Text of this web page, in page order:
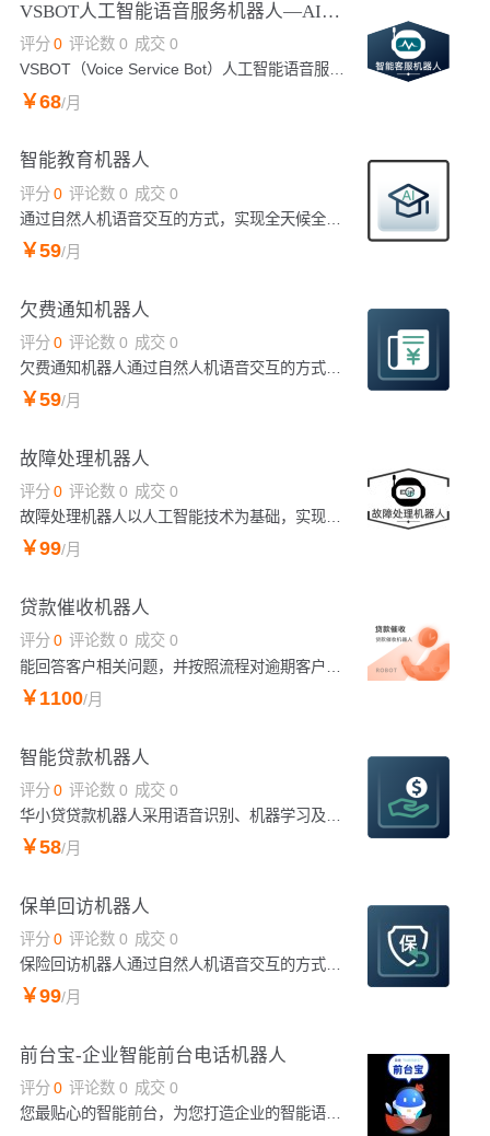
VSBOT人工智能语音服务机器人—AI助企业降本增效
评分 0 评论数 0 成交 0
VSBOT（Voice Service Bot）人工智能语音服务机器人通过AI技术帮助企业生产、运营、销售、服务实现自动化、智能化、数字化。
￥68/月
智能教育机器人
评分 0 评论数 0 成交 0
通过自然人机语音交互的方式，实现全天候全时段的工作，使用人机协作的方式为企业用户提供更高效、更优质的服务。
￥59/月
欠费通知机器人
评分 0 评论数 0 成交 0
欠费通知机器人通过自然人机语音交互的方式，提醒已欠费的用户及时缴费，避免影响客户的正常使用，为用户提供更贴心的服务。
￥59/月
故障处理机器人
评分 0 评论数 0 成交 0
故障处理机器人以人工智能技术为基础，实现全天候全时段的工作，为企业用户提供更便捷、更优质的服务。
￥99/月
贷款催收机器人
评分 0 评论数 0 成交 0
￥1100/月
智能贷款机器人
评分 0 评论数 0 成交 0
￥58/月
保单回访机器人
评分 0 评论数 0 成交 0
保险回访机器人通过自然人机语音交互的方式，在工作时间内高效率的工作，使用人机协作的方式为企业用户提供更高效、更优质的服务。
￥99/月
前台宝-企业智能前台电话机器人
评分 0 评论数 0 成交 0
您最贴心的智能前台，为您打造企业的智能语音门户，可以为您实现7X24小时总机电话接听，电话值班，电话自动转接，业务咨询，通知广播，用户信息登记等，整个过程全部由AI自动完成，AI服务过程实时推送，安全、管理尽在您一手掌握。